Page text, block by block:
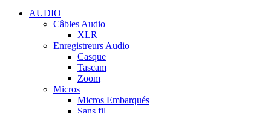
AUDIO
Câbles Audio
XLR
Enregistreurs Audio
Casque
Tascam
Zoom
Micros
Micros Embarqués